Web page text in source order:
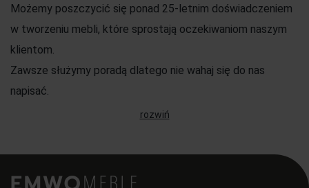
Możemy poszczycić się ponad 25-letnim doświadczeniem
w tworzeniu mebli, które sprostają oczekiwaniom naszym
klientom.
Zawsze służymy poradą dlatego nie wahaj się do nas
napisać.
Nasze meble są dostosowane do wymogów i standardów
naszych mebli jest bezpieczny, solidnie wykonany, a
materiały użyte są trwałe i wygodne w użytkowaniu.
rozwiń